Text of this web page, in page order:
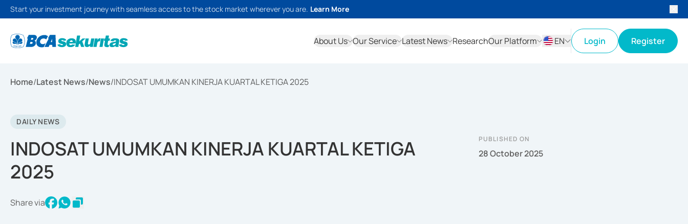
Start your investment journey with seamless access to the stock market wherever you are. Learn More
About Us Our Service Latest News ResearchOur Platform
EN
Login Register
Home/Latest News/News/INDOSAT UMUMKAN KINERJA KUARTAL KETIGA 2025
DAILY NEWS
INDOSAT UMUMKAN KINERJA KUARTAL KETIGA
2025
Share via
PUBLISHED ON
28 October 2025